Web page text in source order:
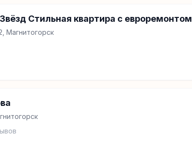
Стильная квартира с евроремонтом
Магнитогорск